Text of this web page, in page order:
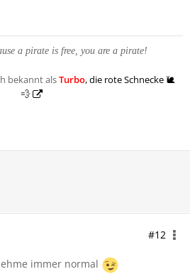
a pirate is free, you are a pirate!
bekannt alsTurbo, die rote Schnecke 🐌
💨
#12
immer normal